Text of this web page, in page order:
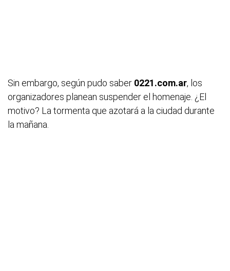
Sin embargo, según pudo saber 0221.com.ar, los
organizadores planean suspender el homenaje. ¿El
motivo? La tormenta que azotará a la ciudad durante
la mañana.